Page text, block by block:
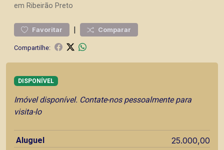
em Ribeirão Preto
Favoritar | Comparar
Compartilhe:
DISPONÍVEL
Imóvel disponível. Contate-nos pessoalmente para
visita-lo
Aluguel 25.000,00